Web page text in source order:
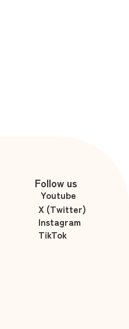
Follow us
Youtube
X (Twitter)
Instagram
TikTok